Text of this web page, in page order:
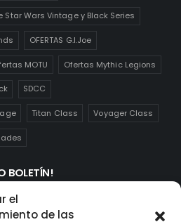
el
de las
Wars Vintage y Black Series
OFERTAS G.I.Joe
MOTU Ofertas Mythic Legions
SDCC
Titan Class Voyager Class
BOLETÍN!
de las novedades y ofertas que
aquí: